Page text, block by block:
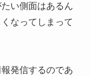
い側面はあるん
なってしまって
発信するのであ